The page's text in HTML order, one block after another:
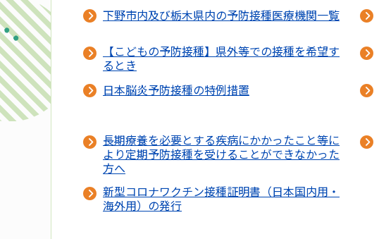
下野市内及び栃木県内の予防接種医療機関一覧
【こどもの予防接種】県外等での接種を希望す
るとき
日本脳炎予防接種の特例措置
長期療養を必要とする疾病にかかったこと等に
より定期予防接種を受けることができなかった
方へ
新型コロナワクチン接種証明書（日本国内用・
海外用）の発行